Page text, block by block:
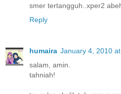
smer tertangguh..xper2
Reply
humaira January 4, 2010
salam, amin.
tahniah!